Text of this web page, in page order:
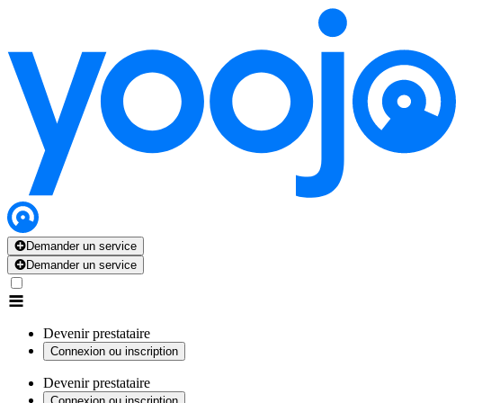
Demander un service
Demander un service
Devenir prestataire
Connexion ou inscription
Devenir prestataire